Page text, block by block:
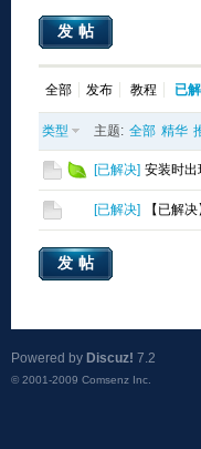
发帖
全部 发布 教程 已
类型 主题: 全部 精华
[已解决] 安装时
[已解决] 【已解
发帖
Powered by Discuz! 7.2
© 2001-2009 Comsenz Inc.